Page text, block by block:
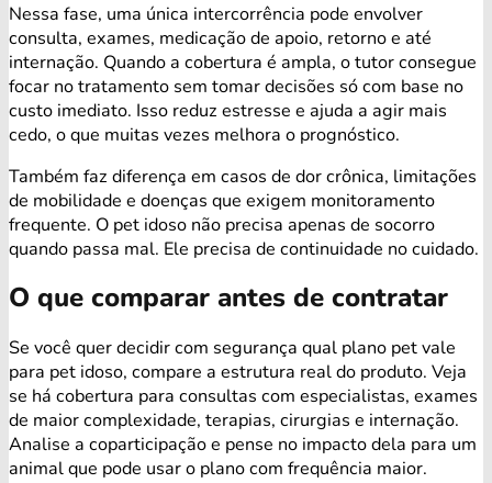
Nessa fase, uma única intercorrência pode envolver
consulta, exames, medicação de apoio, retorno e até
internação. Quando a cobertura é ampla, o tutor consegue
focar no tratamento sem tomar decisões só com base no
custo imediato. Isso reduz estresse e ajuda a agir mais
cedo, o que muitas vezes melhora o prognóstico.
Também faz diferença em casos de dor crônica, limitações
de mobilidade e doenças que exigem monitoramento
frequente. O pet idoso não precisa apenas de socorro
quando passa mal. Ele precisa de continuidade no cuidado.
O que comparar antes de contratar
Se você quer decidir com segurança qual plano pet vale
para pet idoso, compare a estrutura real do produto. Veja
se há cobertura para consultas com especialistas, exames
de maior complexidade, terapias, cirurgias e internação.
Analise a coparticipação e pense no impacto dela para um
animal que pode usar o plano com frequência maior.